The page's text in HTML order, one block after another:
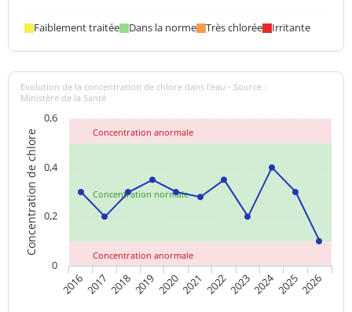
Faiblement traitée Dans la norme Très chlorée Irritante
Concentration normale
Concentration anormale
Concentration anormale
Concentration de chlore
Evolution de la concentration de chlore dans l'eau - Source :
Ministère de la Santé
20162017 2018201920202021 20222023202420252026
0
0,2
0,4
0,6